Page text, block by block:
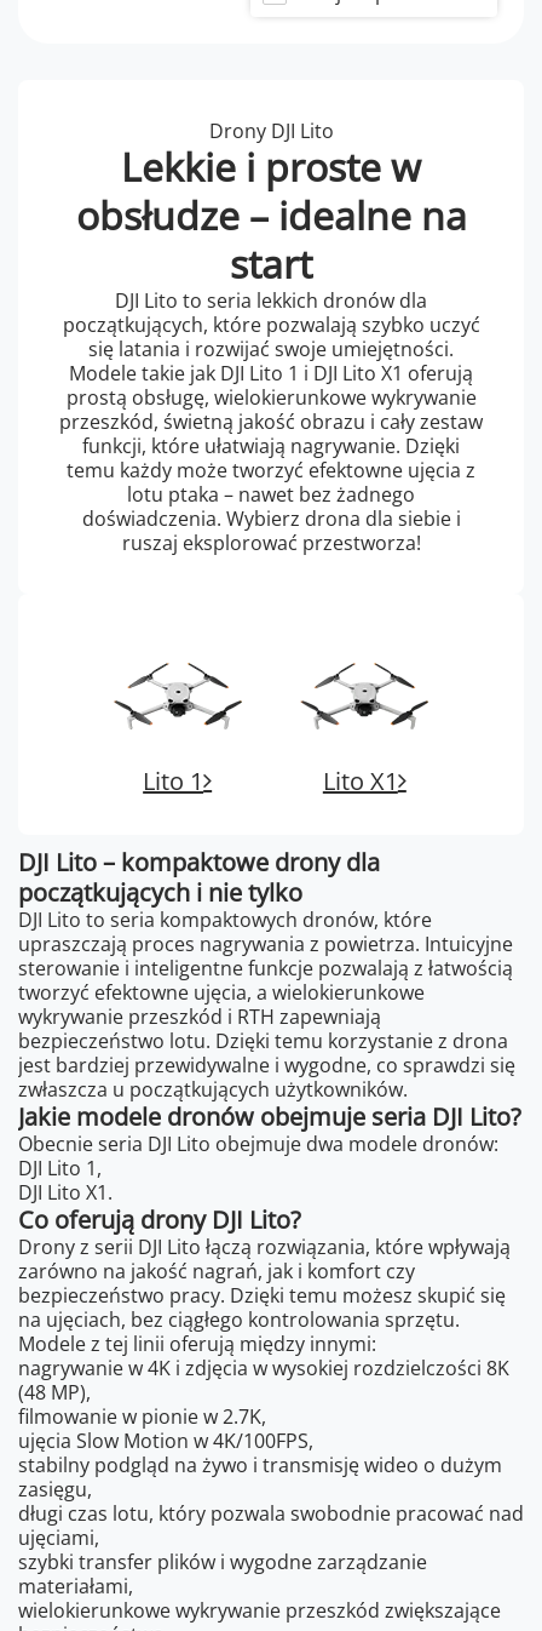
Drony DJI Lito
Lekkie i proste w
obsłudze – idealne na
start
DJI Lito to seria lekkich dronów dla
początkujących, które pozwalają szybko uczyć
się latania i rozwijać swoje umiejętności.
Modele takie jak DJI Lito 1 i DJI Lito X1 oferują
prostą obsługę, wielokierunkowe wykrywanie
przeszkód, świetną jakość obrazu i cały zestaw
funkcji, które ułatwiają nagrywanie. Dzięki
temu każdy może tworzyć efektowne ujęcia z
lotu ptaka – nawet bez żadnego
doświadczenia. Wybierz drona dla siebie i
ruszaj eksplorować przestworza!
Lito 1 Lito X1
DJI Lito – kompaktowe drony dla
początkujących i nie tylko
DJI Lito to seria kompaktowych dronów, które
upraszczają proces nagrywania z powietrza. Intuicyjne
sterowanie i inteligentne funkcje pozwalają z łatwością
tworzyć efektowne ujęcia, a wielokierunkowe
wykrywanie przeszkód i RTH zapewniają
bezpieczeństwo lotu. Dzięki temu korzystanie z drona
jest bardziej przewidywalne i wygodne, co sprawdzi się
zwłaszcza u początkujących użytkowników.
Jakie modele dronów obejmuje seria DJI Lito?
Obecnie seria DJI Lito obejmuje dwa modele dronów:
DJI Lito 1,
DJI Lito X1.
Co oferują drony DJI Lito?
Drony z serii DJI Lito łączą rozwiązania, które wpływają
zarówno na jakość nagrań, jak i komfort czy
bezpieczeństwo pracy. Dzięki temu możesz skupić się
na ujęciach, bez ciągłego kontrolowania sprzętu.
Modele z tej linii oferują między innymi:
nagrywanie w 4K i zdjęcia w wysokiej rozdzielczości 8K
(48 MP),
filmowanie w pionie w 2.7K,
ujęcia Slow Motion w 4K/100FPS,
stabilny podgląd na żywo i transmisję wideo o dużym
zasięgu,
długi czas lotu, który pozwala swobodnie pracować nad
ujęciami,
szybki transfer plików i wygodne zarządzanie
materiałami,
wielokierunkowe wykrywanie przeszkód zwiększające